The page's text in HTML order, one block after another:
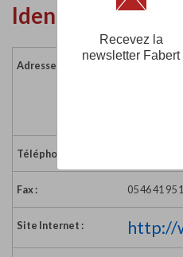
Identité de
Adresse :
Téléphone :
Fax : 05 46 41 95
Site Internet : http://
Recevez la
newsletter Fabert